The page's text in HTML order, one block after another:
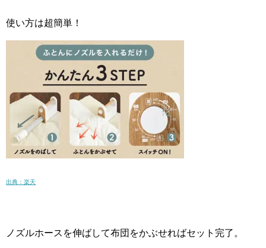
使い方は超簡単！
出典：楽天
ノズルホースを伸ばして布団をかぶせればセット完了。